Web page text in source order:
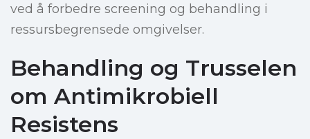
ved å forbedre screening og behandling i
ressursbegrensede omgivelser.
Behandling og Trusselen
om Antimikrobiell
Resistens